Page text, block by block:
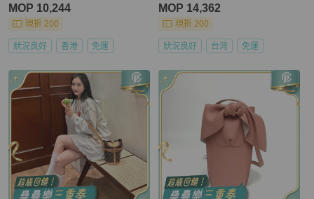
MOP 10,244
現折 200
狀況良好 香港 免運
MOP 14,362
現折 200
狀況良好 台灣 免運